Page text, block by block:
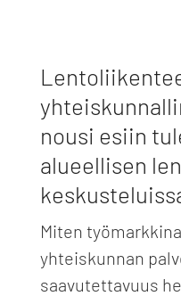
nousi esiin
alueellisen
Miten
yhteiskunnan
saavutettavuus